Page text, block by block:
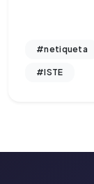
#netiqueta
#ISTE